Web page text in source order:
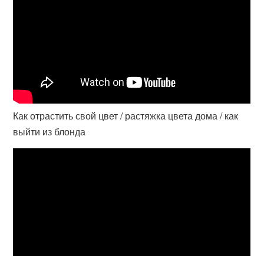
Как отрастить свой цвет / растяжка цвета дома / как
выйти из блонда